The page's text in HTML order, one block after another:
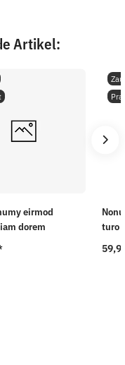
Artikel:
eirmod
dorem
turo